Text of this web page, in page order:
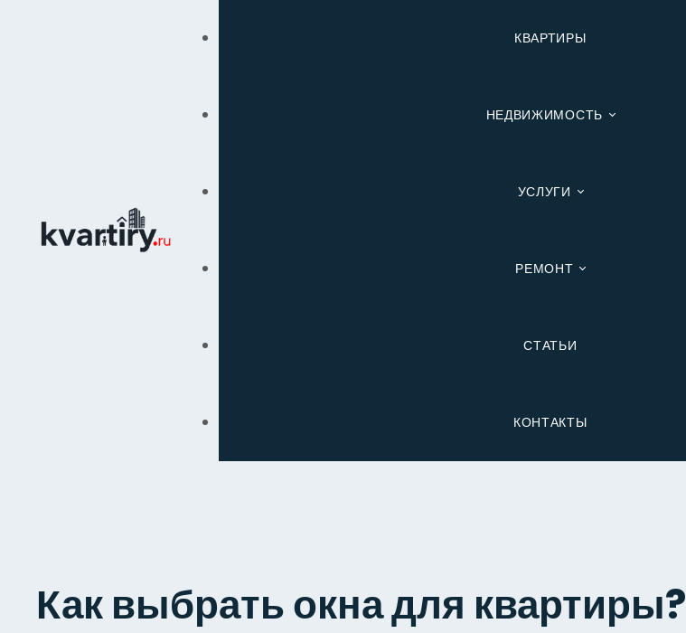
КВАРТИРЫ
НЕДВИЖИМОСТЬ
УСЛУГИ
РЕМОНТ
СТАТЬИ
КОНТАКТЫ
Как выбрать окна для квартиры?